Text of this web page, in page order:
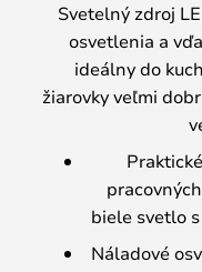
Svetelný zdroj
osvetlenia a
ideálny do
žiarovky veľmi
biele svetlo
Náladové